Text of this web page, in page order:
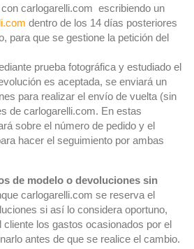
carlogarelli.com escribiendo un
dentro de los 14 días posteriores
para que se gestione la petición del
prueba fotográfica y estudiado el
es aceptada, se enviará un
para realizar el envío de vuelta (sin
de carlogarelli.com. En estas
sobre el número de pedido y el
hacer el seguimiento por ambas
de modelo o devoluciones sin
carlogarelli.com se reserva el
si así lo considera oportuno,
cliente los gastos ocasionados por el
antes de que se realice el cambio.